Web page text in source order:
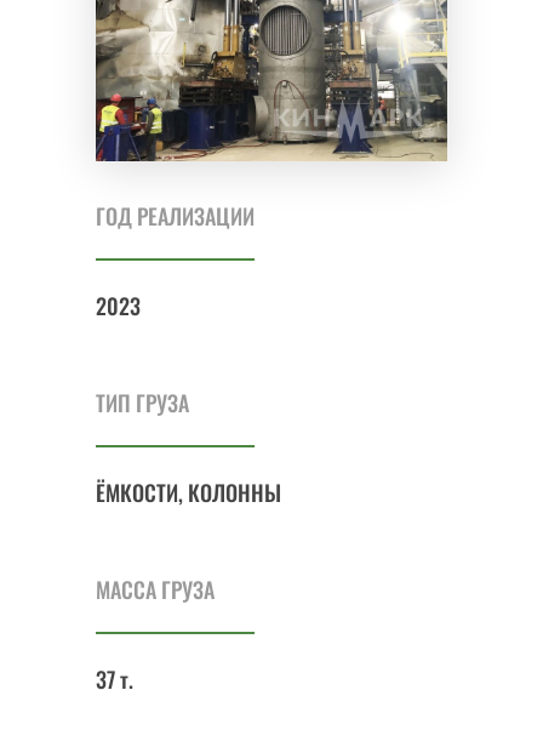
ГОД РЕАЛИЗАЦИИ
2023
ТИП ГРУЗА
ЁМКОСТИ, КОЛОННЫ
МАССА ГРУЗА
37 т.